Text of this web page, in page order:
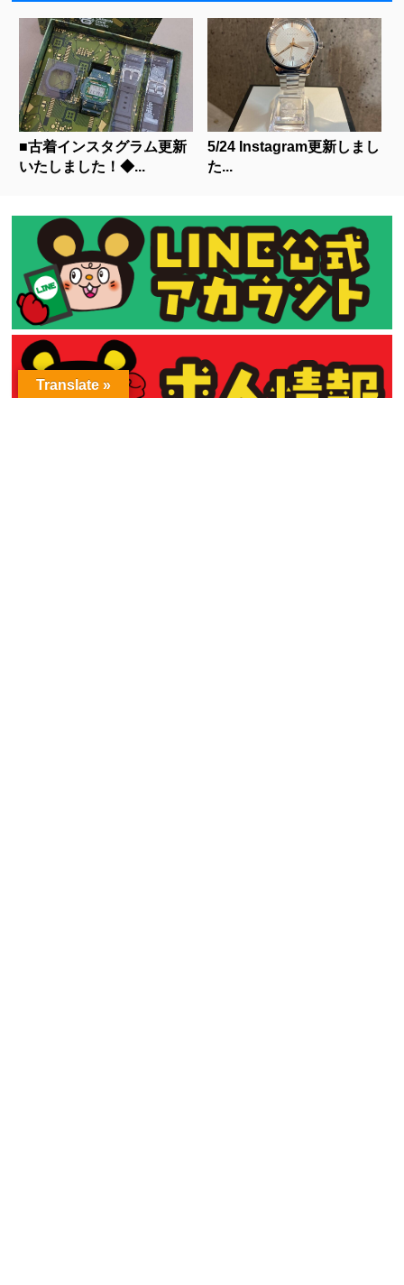
■古着インスタグラム更新
いたしました！◆...
5/24 Instagram更新しまし
た...
Translate »